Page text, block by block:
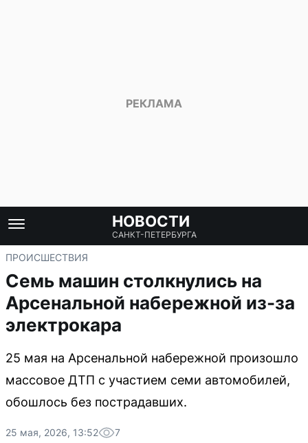
НОВОСТИ
САНКТ-ПЕТЕРБУРГА
ПРОИСШЕСТВИЯ
Семь машин столкнулись на
Арсенальной набережной из-за
электрокара
25 мая на Арсенальной набережной произошло
массовое ДТП с участием семи автомобилей,
обошлось без пострадавших.
25 мая, 2026, 13:52 7